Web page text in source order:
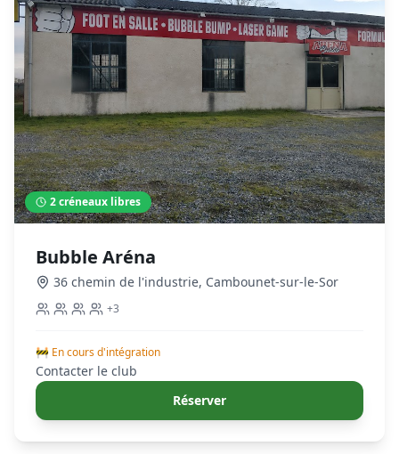
2créneaux libres
Bubble Aréna
36 chemin de l'industrie, Cambounet-sur-le-Sor
+3
🚧 En cours d'intégration
Contacter le club
Réserver